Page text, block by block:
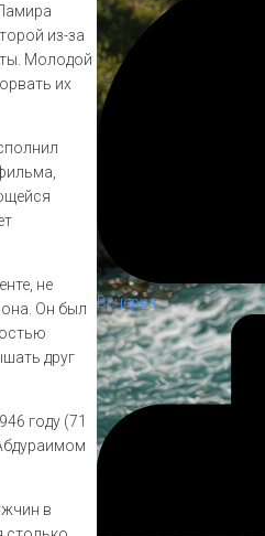
из-за
Молодой
их
не
Он был
друг
году (71
в
Вечерка